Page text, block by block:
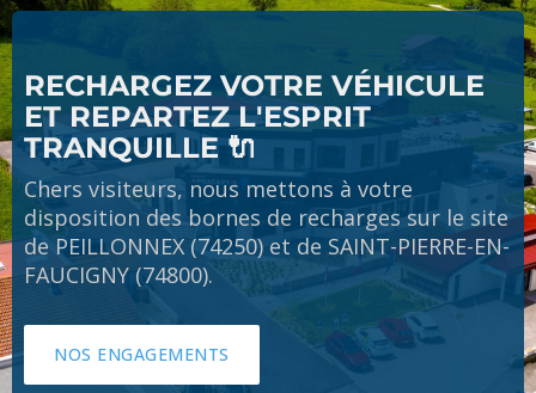
RECHARGEZ VOTRE VÉHICULE
ET REPARTEZ L'ESPRIT
TRANQUILLE 🔌
Chers visiteurs, nous mettons à votre
disposition des bornes de recharges sur le site
de PEILLONNEX (74250) et de SAINT-PIERRE-EN-
FAUCIGNY (74800).
NOS ENGAGEMENTS